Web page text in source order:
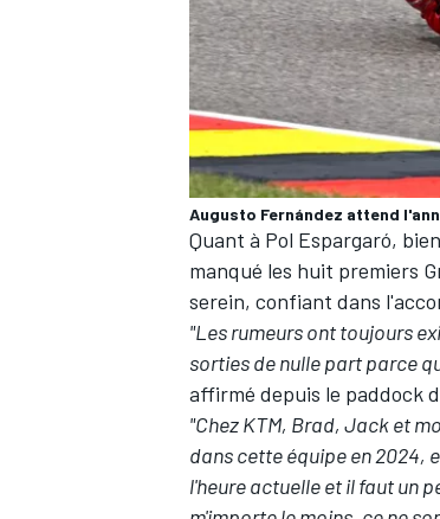
AUTRES CHAMPIONNATS
Augusto Fernández attend
Quant à Pol Espargaró,
manqué les huit premiers
serein, confiant dans
"Les rumeurs ont toujours
sorties de nulle part parce
affirmé depuis le paddock
"Chez KTM, Brad, Jack et
dans cette équipe en 2024,
l'heure actuelle et il faut un